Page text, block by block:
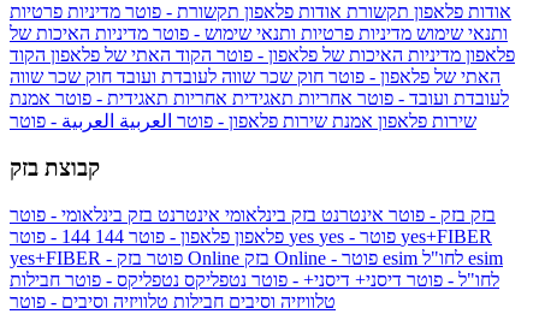
אודות פלאפון תקשורת אודות פלאפון תקשורת - פוטר מדיניות פרטיות
ותנאי שימוש מדיניות פרטיות ותנאי שימוש - פוטר מדיניות האיכות של
פלאפון מדיניות האיכות של פלאפון - פוטר הקוד האתי של פלאפון הקוד
האתי של פלאפון - פוטר חוק שכר שווה לעובדת ועובד חוק שכר שווה
לעובדת ועובד - פוטר אחריות תאגידית אחריות תאגידית - פוטר אמנת
שירות פלאפון אמנת שירות פלאפון - פוטר العربية العربية - פוטר
קבוצת בזק
בזק בזק - פוטר אינטרנט בזק בינלאומי אינטרנט בזק בינלאומי - פוטר
פלאפון פלאפון - פוטר 144 yes
yes+FIBER
yes+FIBER - פוטר בזק Online
esim
לחו"ל - פוטר דיסני+ דיסני+ - פוטר נטפליקס נטפליקס - פוטר חבילות
טלוויזיה וסיבים חבילות טלוויזיה וסיבים - פוטר